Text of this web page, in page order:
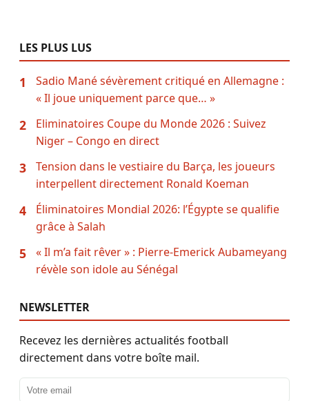
LES PLUS LUS
1
Sadio Mané sévèrement critiqué en Allemagne :
« Il joue uniquement parce que… »
2
Eliminatoires Coupe du Monde 2026 : Suivez
Niger – Congo en direct
3
Tension dans le vestiaire du Barça, les joueurs
interpellent directement Ronald Koeman
4
Éliminatoires Mondial 2026: l’Égypte se qualifie
grâce à Salah
5
« Il m’a fait rêver » : Pierre-Emerick Aubameyang
révèle son idole au Sénégal
NEWSLETTER
Recevez les dernières actualités football
directement dans votre boîte mail.
Adresse email